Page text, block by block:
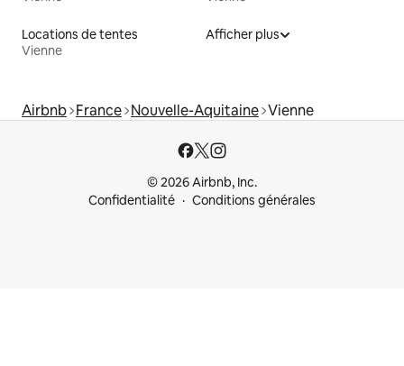
Locations de tentes
Vienne
Afficher plus
Airbnb France Nouvelle-Aquitaine Vienne
© 2026 Airbnb, Inc.
Confidentialité
Conditions générales